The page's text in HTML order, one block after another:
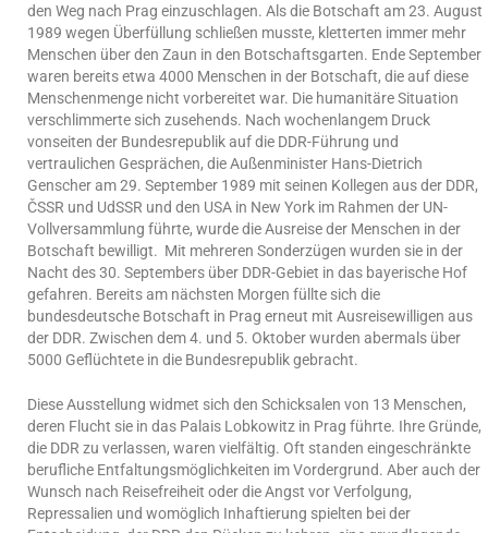
den Weg nach Prag einzuschlagen. Als die Botschaft am 23. August
1989 wegen Überfüllung schließen musste, kletterten immer mehr
Menschen über den Zaun in den Botschaftsgarten. Ende September
waren bereits etwa 4000 Menschen in der Botschaft, die auf diese
Menschenmenge nicht vorbereitet war. Die humanitäre Situation
verschlimmerte sich zusehends. Nach wochenlangem Druck
vonseiten der Bundesrepublik auf die DDR-Führung und
vertraulichen Gesprächen, die Außenminister Hans-Dietrich
Genscher am 29. September 1989 mit seinen Kollegen aus der DDR,
ČSSR und UdSSR und den USA in New York im Rahmen der UN-
Vollversammlung führte, wurde die Ausreise der Menschen in der
Botschaft bewilligt. Mit mehreren Sonderzügen wurden sie in der
Nacht des 30. Septembers über DDR-Gebiet in das bayerische Hof
gefahren. Bereits am nächsten Morgen füllte sich die
bundesdeutsche Botschaft in Prag erneut mit Ausreisewilligen aus
der DDR. Zwischen dem 4. und 5. Oktober wurden abermals über
5000 Geflüchtete in die Bundesrepublik gebracht.
Diese Ausstellung widmet sich den Schicksalen von 13 Menschen,
deren Flucht sie in das Palais Lobkowitz in Prag führte. Ihre Gründe,
die DDR zu verlassen, waren vielfältig. Oft standen eingeschränkte
berufliche Entfaltungsmöglichkeiten im Vordergrund. Aber auch der
Wunsch nach Reisefreiheit oder die Angst vor Verfolgung,
Repressalien und womöglich Inhaftierung spielten bei der